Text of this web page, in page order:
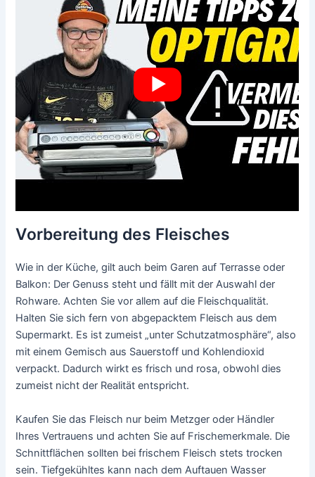
Vorbereitung des Fleisches
Wie in der Küche, gilt auch beim Garen auf Terrasse oder
Balkon: Der Genuss steht und fällt mit der Auswahl der
Rohware. Achten Sie vor allem auf die Fleischqualität.
Halten Sie sich fern von abgepacktem Fleisch aus dem
Supermarkt. Es ist zumeist „unter Schutzatmosphäre“, also
mit einem Gemisch aus Sauerstoff und Kohlendioxid
verpackt. Dadurch wirkt es frisch und rosa, obwohl dies
zumeist nicht der Realität entspricht.
Kaufen Sie das Fleisch nur beim Metzger oder Händler
Ihres Vertrauens und achten Sie auf Frischemerkmale. Die
Schnittflächen sollten bei frischem Fleisch stets trocken
sein. Tiefgekühltes kann nach dem Auftauen Wasser